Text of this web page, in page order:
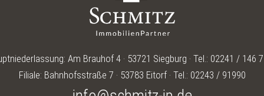
Am Brauhof 4 · 53721 Siegburg · Tel.: 02241 / 146
Filiale: Bahnhofsstraße 7 · 53783 Eitorf · Tel.: 02243 / 91990